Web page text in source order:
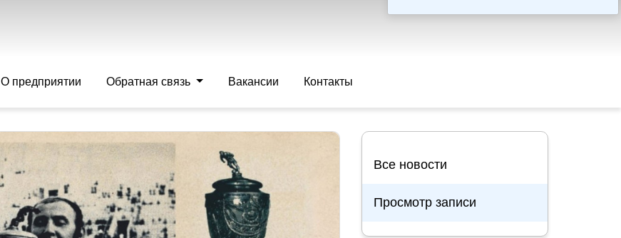
О предприятии Обратная связь Вакансии Контакты
Все новости
Просмотр записи